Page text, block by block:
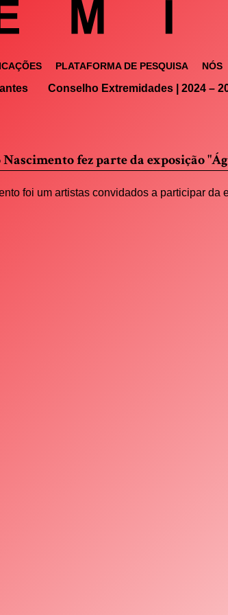
PLATAFORMA DE PESQUISA NÓS
Conselho Extremidades | 2024 –
fez parte da exposição
foi um artistas convidados a participar da